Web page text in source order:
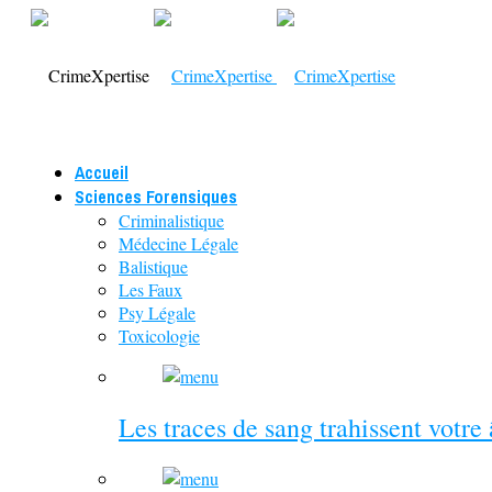
Accueil
Sciences Forensiques
Criminalistique
Médecine Légale
Balistique
Les Faux
Psy Légale
Toxicologie
Les traces de sang trahissent votre